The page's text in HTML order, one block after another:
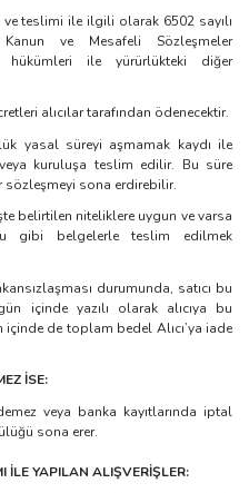
ve teslimi ile ilgili olarak 6502 sayılı
Kanun ve Mesafeli Sözleşmeler
hükümleri ile yürürlükteki diğer
alıcılar tarafından ödenecektir.
yasal süreyi aşmamak kaydı ile
kuruluşa teslim edilir. Bu süre
sözleşmeyi sona erdirebilir.
belirtilen niteliklere uygun ve varsa
gibi belgelerle teslim edilmek
durumunda, satıcı bu
içinde yazılı olarak alıcıya bu
de toplam bedel Alıcı’ya iade
İSE:
veya banka kayıtlarında iptal
sona erer.
İLE YAPILAN ALIŞVERİŞLER: